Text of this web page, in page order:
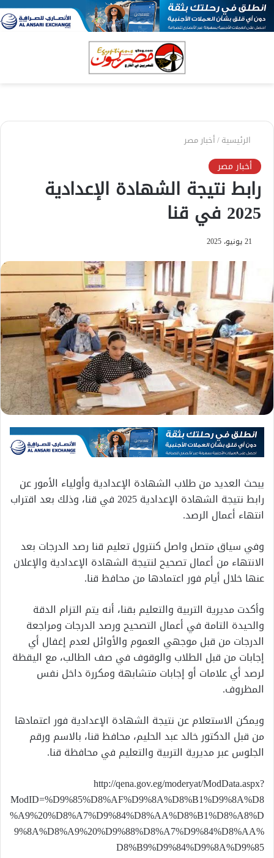
الرئيسية/أخبار مصر
أخبار مصر
رابط نتيجة الشهادة الإعدادية
2025 في قنا
21 يونيو، 2025
يبحث العديد من طلاب الشهادة الإعدادية وأولياء الأمور عن
رابط نتيجة الشهادة الإعدادية 2025 في قنا، وذلك بعد اقتراب
انتهاء أعمال الرصد.
وفي سياق متصل واصل كنترول تعليم قنا رصد الدرجات بعد
الانتهاء من أعمال تصحيح لنتيجة الشهادة الإعدادية والإعلان
عنها خلال أيام فور اعتمادها من محافظ قنا.
وأكدت مديرية التربية والتعليم بقنا، أنه يتم التزام الدقة
والحيدة التامة في أعمال التصحيح ورصد الدرجات ومراجعة
الدرجات من قبل موجهي العموم والأوائل لعدم إغفال أي
إجابات من قبل الطلاب والوقوف في صف الطالب، مع اليقظة
لرصد أي علامات أو إجابات متشابهة ومكررة داخل نفس
المظروف.
ويمكن الاستعلام عن نتيجة الشهادة الإعدادية فور اعتمادها
من قبل الدكتور خالد عبد الحليم، محافظ قنا، بالاسم ورقم
الجلوس عبر مديرية التربية والتعليم في محافظة قنا.
http://qena.gov.eg/moderyat/ModData.aspx?
ModID=%D9%85%D8%AF%D9%8A%D8%B1%D9%8A%D8
%A9%20%D8%A7%D9%84%D8%AA%D8%B1%D8%A8%D
9%8A%D8%A9%20%D9%88%D8%A7%D9%84%D8%AA%
D8%B9%D9%84%D9%8A%D9%85